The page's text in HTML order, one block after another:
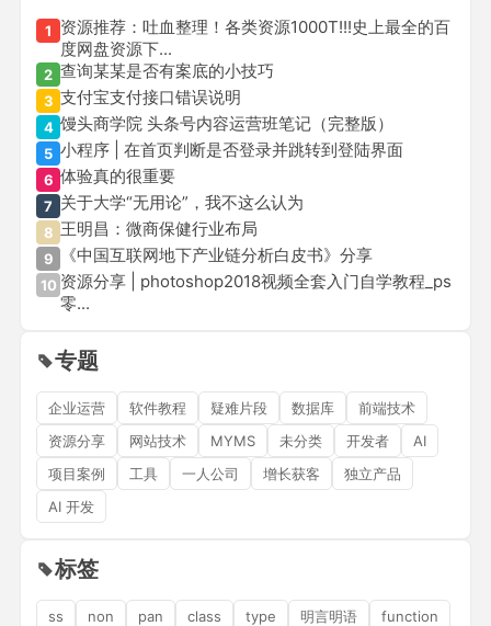
1
资源推荐：吐血整理！各类资源1000T!!!史上最全的百
度网盘资源下...
2 查询某某是否有案底的小技巧
3 支付宝支付接口错误说明
4 馒头商学院 头条号内容运营班笔记（完整版）
5 小程序 | 在首页判断是否登录并跳转到登陆界面
6 体验真的很重要
7 关于大学“无用论”，我不这么认为
8 王明昌：微商保健行业布局
9 《中国互联网地下产业链分析白皮书》分享
10 资源分享 | photoshop2018视频全套入门自学教程_ps
零...
专题
企业运营 软件教程 疑难片段 数据库
前端技术
资源分享
网站技术 MYMS 未分类 开发者
AI
项目案例
工具 一人公司 增长获客
独立产品
AI 开发
标签
ss non pan class type 明言明语
function